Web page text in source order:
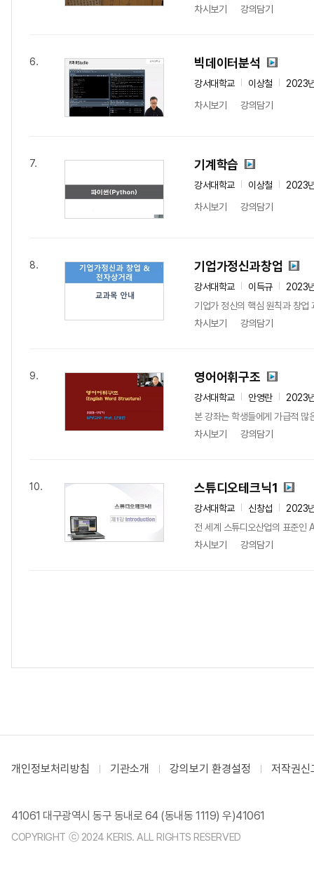
차시보기
강의담기
6. 빅데이터분석
강서대학교 이상철
2023
차시보기
강의담기
7. 기계학습
강서대학교 이상철
2023
차시보기
강의담기
8. 기업가정신과창업
강서대학교 이득규
2023
기업가 정신의 핵심 원칙과 창
차시보기
강의담기
9. 영어어휘구조
강서대학교 안영란
2023
본 강좌는 학생들에게 가급적 많
차시보기
강의담기
10. 스튜디오테크닉1
강서대학교 신창섭
2023
전 세계 스튜디오산업의 표준
차시보기
강의담기
개인정보처리방침 기관소개 강의보기 환경설정 저작권신
41061 대구광역시 동구 동내로 64 (동내동 1119) 우)41061
COPYRIGHT ⓒ 2024 KERIS. ALL RIGHTS RESERVED